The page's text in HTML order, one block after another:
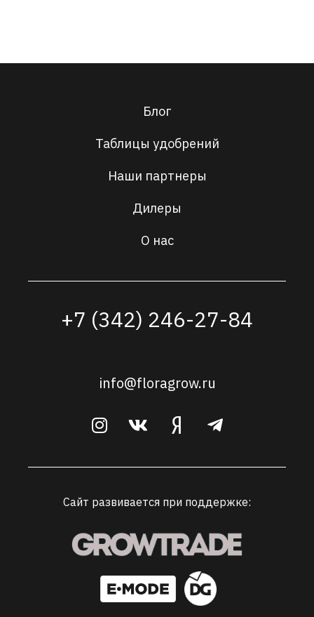
Блог
Таблицы удобрений
Наши партнеры
Дилеры
О нас
+7 (342) 246-27-84
info@floragrow.ru
Сайт развивается при поддержке: